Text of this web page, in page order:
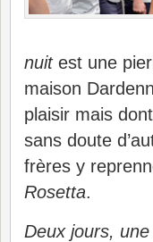
nuitest une
maison
plaisir mais
sans doute
frères y
Rosetta.
Deux jours,